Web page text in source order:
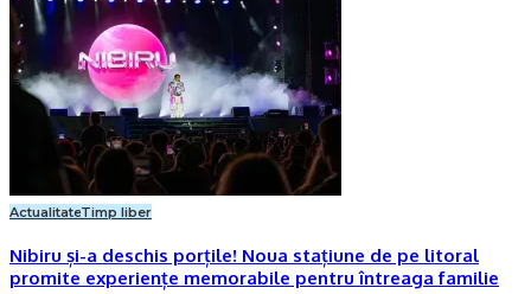
ActualitateTimp liber
Nibiru și-a deschis porțile! Noua stațiune de pe litoral
promite experiențe memorabile pentru întreaga familie